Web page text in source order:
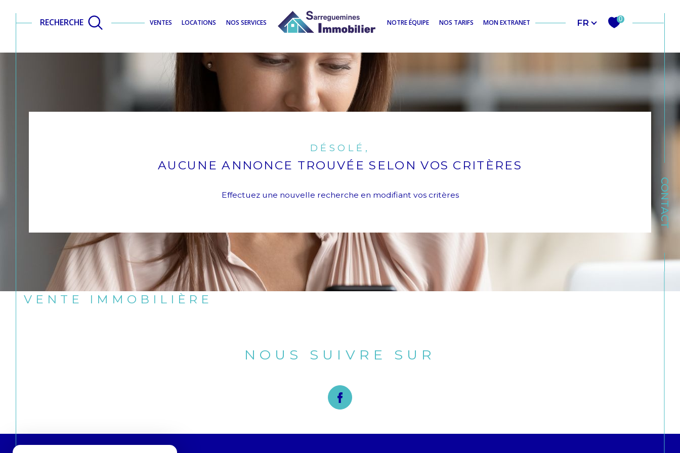
VENTES LOCATIONS NOS SERVICES NOTRE ÉQUIPE NOS TARIFS MON EXTRANET
RECHERCHE Langue
FR 0
CONTACT
DÉSOLÉ,
AUCUNE ANNONCE TROUVÉE SELON VOS CRITÈRES
Effectuez une nouvelle recherche en modifiant vos critères
VENTE IMMOBILIÈRE
NOUS SUIVRE SUR